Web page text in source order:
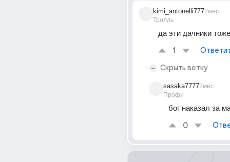
kimi_antonelli777
Тролль
2мес
да эти дачники
1
Скрыть ветку
sasaka7777
Профи
2мес
бог наказал за
0